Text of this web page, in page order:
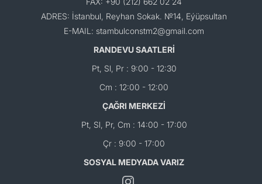
ADRES: İstanbul, Reyhan Sokak. №14, Eýüpsultan
E-MAIL: stambulconstm2@gmail.com
RANDEVU SAATLERİ
Pt, Sl, Pr : 9:00 - 12:30
Cm : 12:00 - 12:00
ÇAĞRI MERKEZİ
Pt, Sl, Pr, Cm : 14:00 - 17:00
Çr : 9:00 - 17:00
SOSYAL MEDYADA VARIZ